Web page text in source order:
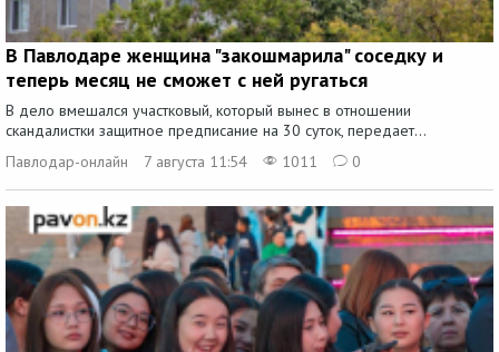
В Павлодаре женщина "закошмарила" соседку и
теперь месяц не сможет с ней ругаться
В дело вмешался участковый, который вынес в отношении
скандалистки защитное предписание на 30 суток, передает...
Павлодар-онлайн
7 августа 11:54 1011 0